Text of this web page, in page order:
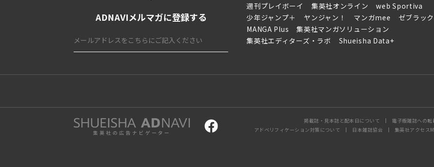
ADNAVIメルマガに登録する
週刊プレイボーイ
集英社オンライン
web Sportiva
少年ジャンプ＋
ヤンジャン！ マンガmee
ゼブラック
MANGA Plus
集英社マンガソリューション
集英社エディターズ・ラボ
Shueisha Data+
掲載誌・見本誌と配本日について 電子版雑誌への転
アドベリフィケーション対策について
日本雑誌協会 集英社アクセス